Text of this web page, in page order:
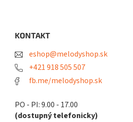
KONTAKT
eshop@melodyshop.sk
+421 918 505 507
fb.me/melodyshop.sk
PO - PI: 9.00 - 17.00
(dostupný telefonicky)